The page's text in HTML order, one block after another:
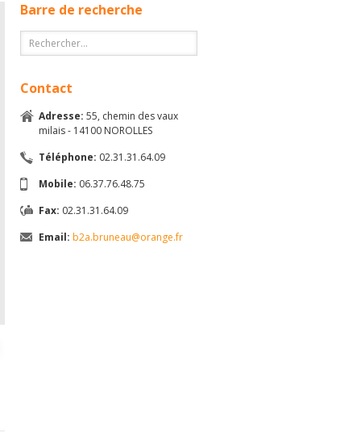
Barre de recherche
Contact
Adresse: 55, chemin des vaux
milais - 14100 NOROLLES
Téléphone: 02.31.31.64.09
Mobile: 06.37.76.48.75
Fax: 02.31.31.64.09
Email: b2a.bruneau@orange.fr